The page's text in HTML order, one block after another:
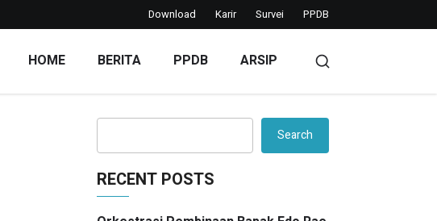
Download Karir Survei PPDB
HOME BERITA PPDB ARSIP
Search
RECENT POSTS